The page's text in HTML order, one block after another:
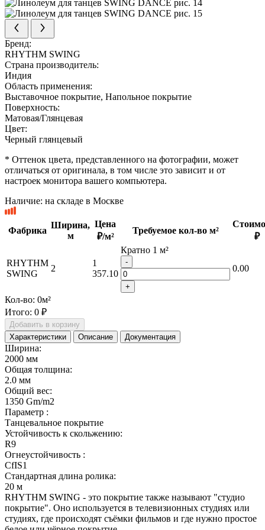
Бренд:
RHYTHM SWING
Страна производитель:
Индия
Область применения:
Выставочное покрытие, Напольное покрытие
Поверхность:
Матовая/Глянцевая
Цвет:
Черный глянцевый
* Оттенок цвета, представленного на фотографии, может
отличаться от оригинала, в том числе это зависит и от
настроек монитора вашего компьютера.
Наличие: на складе в Москве
Фабрика
Ширина,
м
Цена
₽/м²
Требуемое кол-во м²
₽
RHYTHM
SWING
2
1
357.10
Кратно 1 м²
-
+
0.00
Кол-во: 0м²
Итого: 0 ₽
Добавить в корзину
Характеристики
Описание Документация
Ширина:
2000 мм
Общая толщина:
2.0 мм
Общий вес:
1350 Gm/m2
Параметр :
Танцевальное покрытие
Устойчивость к скольжению:
R9
Огнеустойчивость :
CfIS1
Стандартная длина ролика:
20 м
RHYTHM SWING - это покрытие также называют "студио
покрытие". Оно используется в телевизионных студиях или
студиях, где происходят съёмки фильмов и где нужно простое